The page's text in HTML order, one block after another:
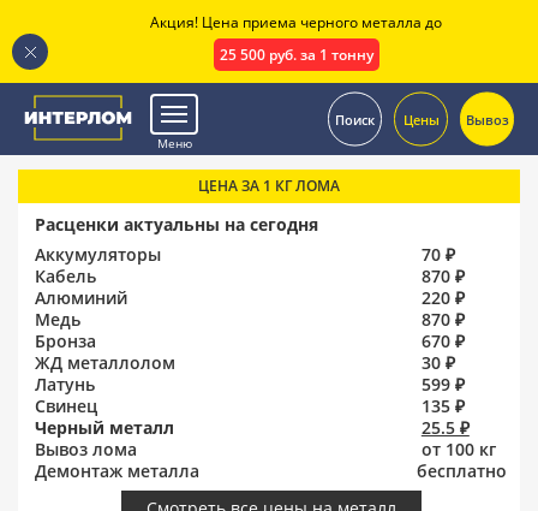
Меню
Поиск Цены Вывоз
ЦЕНА ЗА 1 КГ ЛОМА
Расценки актуальны на сегодня
Аккумуляторы
70 ₽
Кабель
870 ₽
Алюминий
220 ₽
Медь
870 ₽
Бронза
670 ₽
ЖД металлолом
30 ₽
Латунь
599 ₽
Свинец
135 ₽
Черный металл
25.5 ₽
Вывоз лома
от 100 кг
Демонтаж металла
бесплатно
Акция! Цена приема черного металла до
25 500 руб. за 1 тонну
.